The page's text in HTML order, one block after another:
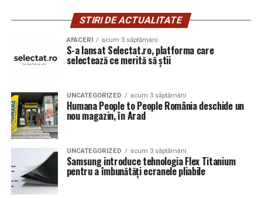
STIRI DE ACTUALITATE
AFACERI acum 3 săptămâni
S-a lansat Selectat.ro, platforma care
selectează ce merită să știi
UNCATEGORIZED acum 3 săptămâni
Humana People to People România deschide un
nou magazin, în Arad
UNCATEGORIZED acum 3 săptămâni
Samsung introduce tehnologia Flex Titanium
pentru a îmbunătăți ecranele pliabile